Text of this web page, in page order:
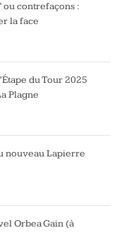
ou contrefaçons :
la face
du Tour 2025
Plagne
nouveau Lapierre
Orbea Gain (à